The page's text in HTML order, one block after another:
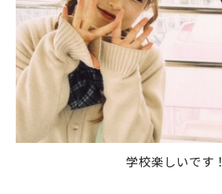
学校楽しいです！